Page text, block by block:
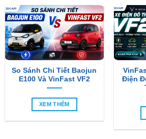
So Sánh Chi Tiết Baojun
E100 Và VinFast VF2
XEM THÊM
Điện
SẢN PHẨM